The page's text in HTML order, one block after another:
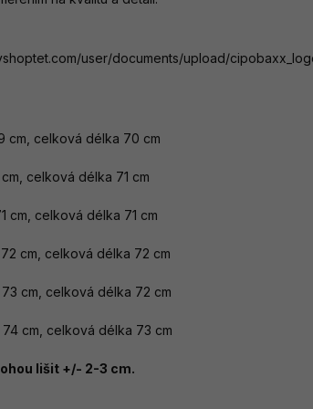
user/documents/upload/
cm, celková délka 70 cm
celková délka 71 cm
cm, celková délka 71 cm
cm, celková délka 72 cm
cm, celková délka 72 cm
cm, celková délka 73 cm
lišit +/- 2-3 cm.